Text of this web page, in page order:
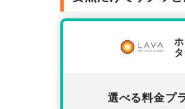
選べる料金プ